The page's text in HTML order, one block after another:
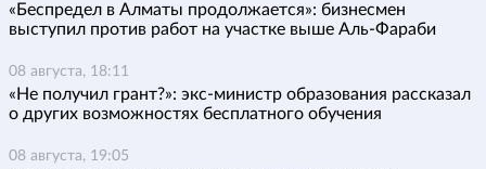
«Беспредел в Алматы продолжается»: бизнесмен
выступил против работ на участке выше Аль-Фараби
08 августа, 18:11
«Не получил грант?»: экс-министр образования рассказал
о других возможностях бесплатного обучения
08 августа, 19:05